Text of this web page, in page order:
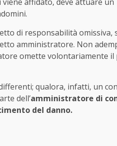
di responsabilità
amministratore. Non
omette volontariamente
qualora, infatti, un
dell’amministratore di
del danno.